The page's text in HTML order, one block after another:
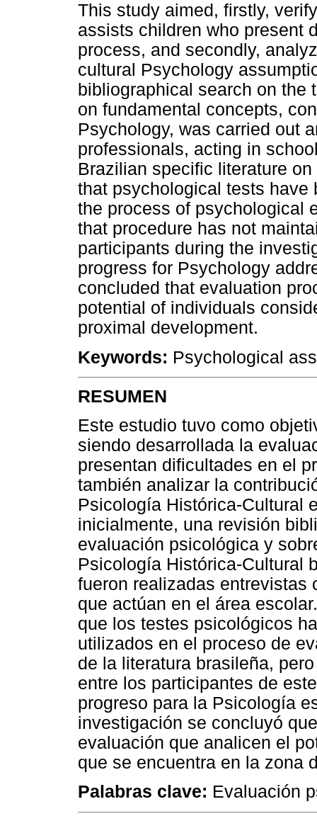
This study aimed, firstly,
assists children who present
process, and secondly,
cultural Psychology
bibliographical search on the
on fundamental concepts,
Psychology, was carried out
professionals, acting in
Brazilian specific literature
that psychological tests have
the process of psychological
that procedure has not
participants during the
progress for Psychology
concluded that evaluation
potential of individuals
proximal development.
Keywords: Psychological
RESUMEN
Este estudio tuvo como
siendo desarrollada la
presentan dificultades en el
también analizar la
Psicología Histórica-Cultural
inicialmente, una revisión
evaluación psicológica y
Psicología Histórica-Cultural
fueron realizadas entrevistas
que actúan en el área
que los testes psicológicos
utilizados en el proceso de
de la literatura brasileña,
entre los participantes de
progreso para la Psicología
investigación se concluyó
evaluación que analicen el
que se encuentra en la zona
Palabras clave: Evaluación